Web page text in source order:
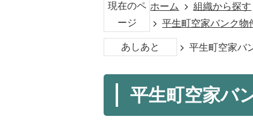
現在のペ
ージ
ホーム 組織から探す
平生町空家バンク物
あしあと 平生町空家バ
平生町空家バ